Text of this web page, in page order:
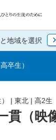
高等
地域を選択
卒生）
貫（映
| 東北 | 高2生